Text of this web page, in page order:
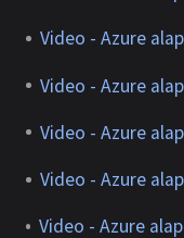
Video - Azure
Video - Azure
Video - Azure
Video - Azure